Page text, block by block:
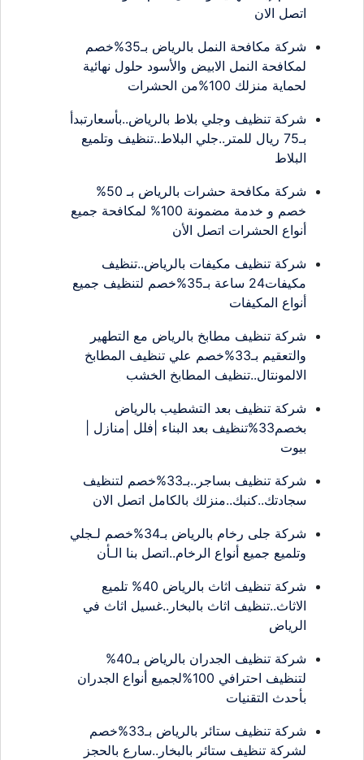
اتصل الان
شركة مكافحة النمل بالرياض بـ35%خصم
لمكافحة النمل الابيض والأسود حلول نهائية
لحماية منزلك 100%من الحشرات
شركة تنظيف وجلي بلاط بالرياض..بأسعارتبدأ
بـ75 ريال للمتر..جلي البلاط..تنظيف وتلميع
البلاط
شركة مكافحة حشرات بالرياض بـ 50%
خصم و خدمة مضمونة 100% لمكافحة جميع
أنواع الحشرات اتصل الأن
شركة تنظيف مكيفات بالرياض..تنظيف
مكيفات24 ساعة بـ35%خصم لتنظيف جميع
أنواع المكيفات
شركة تنظيف مطابخ بالرياض مع التطهير
والتعقيم بـ33%خصم علي تنظيف المطابخ
الالمونتال..تنظيف المطابخ الخشب
شركة تنظيف بعد التشطيب بالرياض
بخصم33%تنظيف بعد البناء |فلل |منازل |
بيوت
شركة تنظيف بساجر..بـ33%خصم لتنظيف
سجادتك..كنبك..منزلك بالكامل اتصل الان
شركة جلى رخام بالرياض بـ34%خصم لـجلي
وتلميع جميع أنواع الرخام..اتصل بنا الـأن
شركة تنظيف اثاث بالرياض 40% تلميع
الاثاث..تنظيف اثاث بالبخار..غسيل اثاث في
الرياض
شركة تنظيف الجدران بالرياض بـ40%
لتنظيف احترافي 100%لجميع أنواع الجدران
بأحدث التقنيات
شركة تنظيف ستائر بالرياض بـ33%خصم
لشركة تنظيف ستائر بالبخار..سارع بالحجز